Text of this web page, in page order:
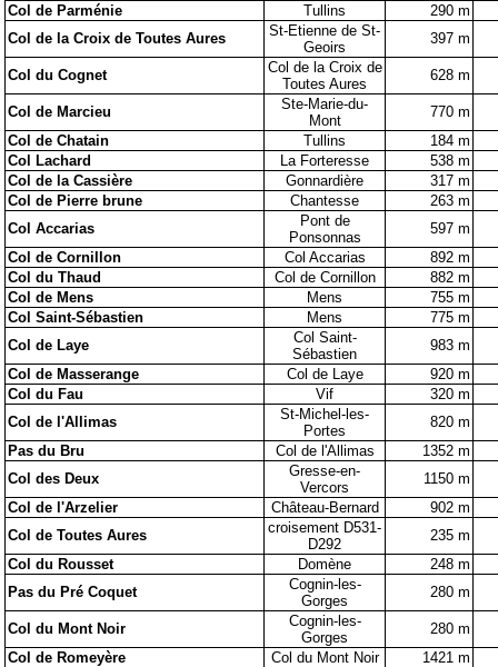
Col de Parménie
Tullins
290 m
Col de la Croix de Toutes Aures
St-Etienne de St-
Geoirs
397 m
Col du Cognet
Col de la Croix de
Toutes Aures
628 m
Col de Marcieu
Ste-Marie-du-
Mont
770 m
Col de Chatain
Tullins
184 m
Col Lachard
La Forteresse
538 m
Col de la Cassière
Gonnardière
317 m
Col de Pierre brune
Chantesse
263 m
Col Accarias
Pont de
Ponsonnas
597 m
Col de Cornillon
Col Accarias
892 m
Col du Thaud
Col de Cornillon
882 m
Col de Mens
Mens
755 m
Col Saint-Sébastien
Mens
775 m
Col de Laye
Col Saint-
Sébastien
983 m
Col de Masserange
Col de Laye
920 m
Col du Fau
Vif
320 m
Col de l'Allimas
St-Michel-les-
Portes
820 m
Pas du Bru
Col de l'Allimas
1352 m
Col des Deux
Gresse-en-
Vercors
1150 m
Col de l'Arzelier
Château-Bernard
902 m
Col de Toutes Aures
croisement D531-
D292
235 m
Col du Rousset
Domène
248 m
Pas du Pré Coquet
Cognin-les-
Gorges
280 m
Col du Mont Noir
Cognin-les-
Gorges
280 m
Col de Romeyère
Col du Mont Noir
1421 m